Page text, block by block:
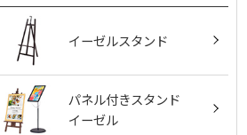
イーゼルスタンド
パネル付きスタンド
イーゼル